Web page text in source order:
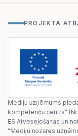
PROJEKTA
Mediju uzņēmums
kompetenču centrs"
ES Atveseļošanas un
"Mediju nozares